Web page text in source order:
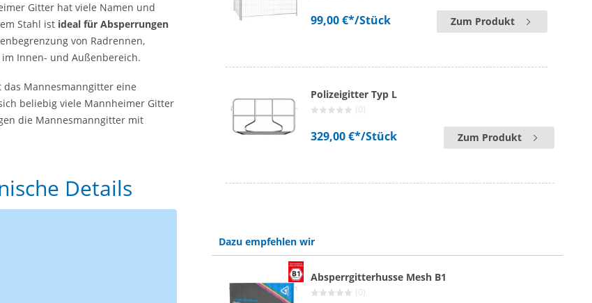
Gitter hat viele Namen und
Stahl ist ideal für Absperrungen
von Radrennen,
Innen- und Außenbereich.
Mannesmanngitter eine
beliebig viele Mannheimer Gitter
die Mannesmanngitter mit
Details
99,00 €*/Stück Zum Produkt
Polizeigitter Typ L
(0)
329,00 €*/Stück Zum Produkt
Dazu empfehlen wir
Absperrgitterhusse Mesh B1
(0)